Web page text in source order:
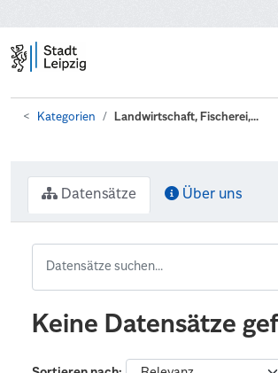
Kategorien Landwirtschaft, Fischerei,...
Datensätze Über uns
Keine Datensätze